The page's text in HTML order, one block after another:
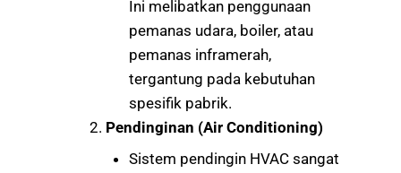
Ini melibatkan penggunaan
pemanas udara, boiler, atau
pemanas inframerah,
tergantung pada kebutuhan
spesifik pabrik.
Pendinginan (Air Conditioning)
Sistem pendingin HVAC sangat